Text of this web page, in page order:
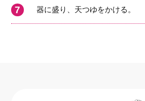
器に盛り、天つゆをかける。